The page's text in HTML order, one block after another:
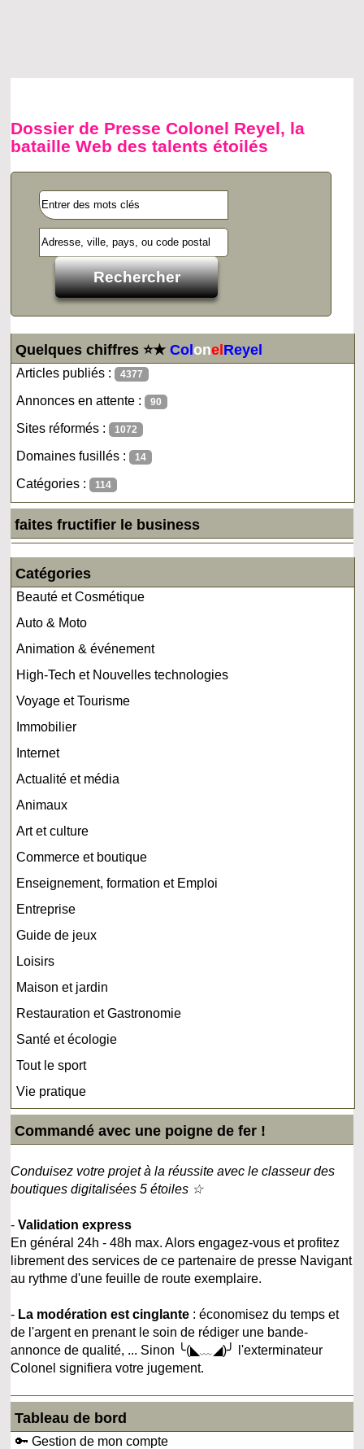
Dossier de Presse Colonel Reyel, la
bataille Web des talents étoilés
Quelques chiffres ⭐★ColonelReyel
Articles publiés : 4377
Annonces en attente : 90
Sites réformés : 1072
Domaines fusillés : 14
Catégories : 114
faites fructifier le business
Catégories
Beauté et Cosmétique
Auto & Moto
Animation & événement
High-Tech et Nouvelles technologies
Voyage et Tourisme
Immobilier
Internet
Actualité et média
Animaux
Art et culture
Commerce et boutique
Enseignement, formation et Emploi
Entreprise
Guide de jeux
Loisirs
Maison et jardin
Restauration et Gastronomie
Santé et écologie
Tout le sport
Vie pratique
Commandé avec une poigne de fer !
Conduisez votre projet à la réussite avec le classeur des
boutiques digitalisées 5 étoiles ☆
-Validation express
En général 24h - 48h max. Alors engagez-vous et profitez
librement des services de ce partenaire de presse Navigant
au rythme d'une feuille de route exemplaire.
- La modération est cinglante : économisez du temps et
de l'argent en prenant le soin de rédiger une bande-
annonce de qualité, ... Sinon ╰(◣﹏◢)╯ l'exterminateur
Colonel signifiera votre jugement.
Tableau de bord
🔑 Gestion de mon compte